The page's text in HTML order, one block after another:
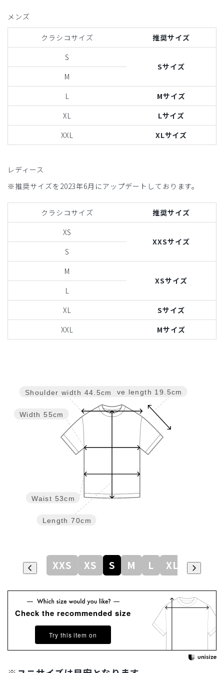
メンズ
クラシコサイズ
推奨サイズ
S
Sサイズ
M
L
Mサイズ
XL
Lサイズ
XXL
XLサイズ
レディース
※推奨サイズを2023年6月にアップデートしております。
クラシコサイズ
推奨サイズ
XS
XXSサイズ
S
M
XSサイズ
L
XL
Sサイズ
XXL
Mサイズ
Sleeve length 19.5cm
Length 70cm
Waist 53cm
Width 55cm
Shoulder width 44.5cm
XXS XS S M L XL
Check the recommended size
Try this item on